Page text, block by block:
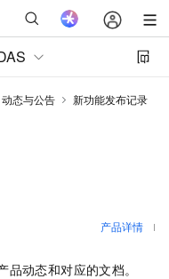
动态与公告
新功能发布记录
产品详情
品动态和对应的文档。